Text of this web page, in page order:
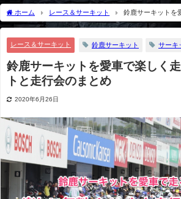
ホーム レース＆サーキット
鈴鹿サーキットを
ントと走行会のまとめ
レース＆サーキット 鈴鹿サーキット サーキ
鈴鹿サーキットを愛車で楽しく
トと走行会のまとめ
2020年6月26日